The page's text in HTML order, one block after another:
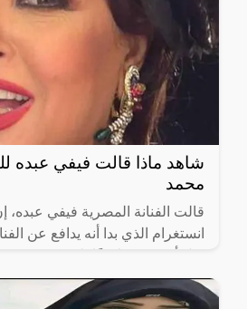
شاهد ماذا قالت فيفي عبده
محمد
قالت الفنانة المصرية فيفي
انستغرام الذي بدا أنه يدافع عن
السعودي